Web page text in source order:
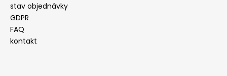
stav objednávky
GDPR
FAQ
kontakt